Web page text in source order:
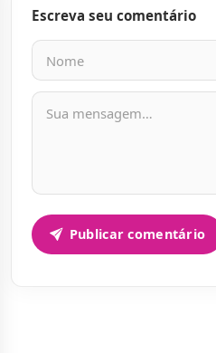
Escreva seu comentário
Nome
E-mail
Mensagem
Publicar comentário